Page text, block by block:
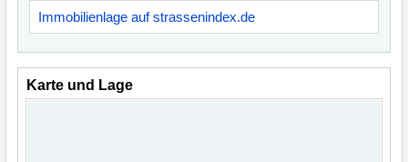
Immobilienlage auf strassenindex.de
Karte und Lage